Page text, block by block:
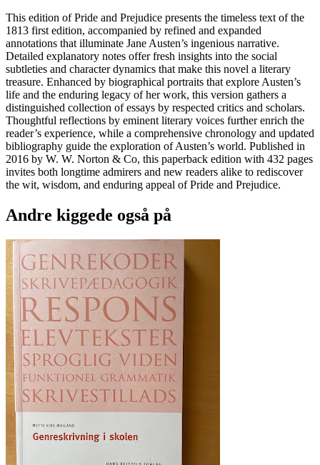
This edition of Pride and Prejudice presents the timeless text of the
1813 first edition, accompanied by refined and expanded
annotations that illuminate Jane Austen’s ingenious narrative.
Detailed explanatory notes offer fresh insights into the social
subtleties and character dynamics that make this novel a literary
treasure. Enhanced by biographical portraits that explore Austen’s
life and the enduring legacy of her work, this version gathers a
distinguished collection of essays by respected critics and scholars.
Thoughtful reflections by eminent literary voices further enrich the
reader’s experience, while a comprehensive chronology and updated
bibliography guide the exploration of Austen’s world. Published in
2016 by W. W. Norton & Co, this paperback edition with 432 pages
invites both longtime admirers and new readers alike to rediscover
the wit, wisdom, and enduring appeal of Pride and Prejudice.
Andre kiggede også på